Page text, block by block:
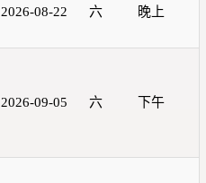
2026-08-22 六 晚上
2026-09-05 六 下午